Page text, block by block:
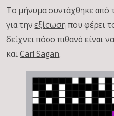
Το μήνυμα συντάχθηκε από
για τηνεξίσωση που φέρει
δείχνει πόσο πιθανό είναι
καιCarl Sagan.